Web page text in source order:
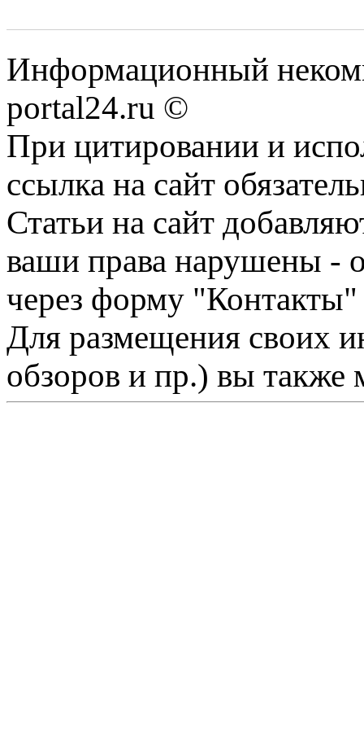
Информационный
portal24.ru ©
При цитировании и
ссылка на сайт
Статьи на сайт
ваши права нарушены -
через форму "Контакты"
Для размещения своих
обзоров и пр.) вы также